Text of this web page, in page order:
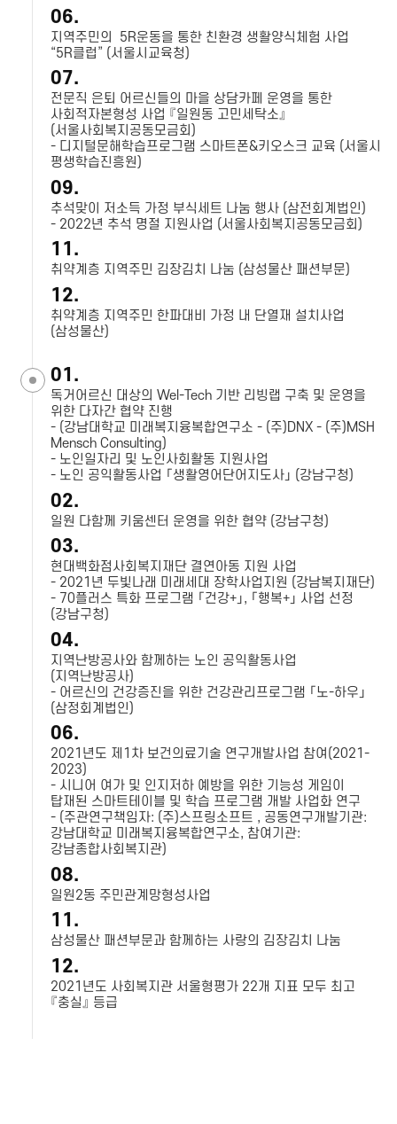
06.
지역주민의 5R운동을 통한 친환경 생활양식체험 사업
“5R클럽” (서울시교육청)
07.
전문직 은퇴 어르신들의 마을 상담카페 운영을 통한
사회적자본형성 사업 『일원동 고민세탁소』
(서울사회복지공동모금회)
- 디지털문해학습프로그램 스마트폰&키오스크 교육 (서울시
평생학습진흥원)
09.
추석맞이 저소득 가정 부식세트 나눔 행사 (삼전회계법인)
- 2022년 추석 명절 지원사업 (서울사회복지공동모금회)
11.
취약계층 지역주민 김장김치 나눔 (삼성물산 패션부문)
12.
취약계층 지역주민 한파대비 가정 내 단열재 설치사업
(삼성물산)
01.
독거어르신 대상의 Wel-Tech 기반 리빙랩 구축 및 운영을
위한 다자간 협약 진행
- (강남대학교 미래복지융복합연구소 - (주)DNX - (주)MSH
Mensch Consulting)
- 노인일자리 및 노인사회활동 지원사업
- 노인 공익활동사업 「생활영어단어지도사」 (강남구청)
02.
일원 다함께 키움센터 운영을 위한 협약 (강남구청)
03.
현대백화점사회복지재단 결연아동 지원 사업
- 2021년 두빛나래 미래세대 장학사업지원 (강남복지재단)
- 70플러스 특화 프로그램 「건강+」, 「행복+」 사업 선정
(강남구청)
04.
지역난방공사와 함께하는 노인 공익활동사업
(지역난방공사)
- 어르신의 건강증진을 위한 건강관리프로그램 「노-하우」
(삼정회계법인)
06.
2021년도 제1차 보건의료기술 연구개발사업 참여(2021-
2023)
- 시니어 여가 및 인지저하 예방을 위한 기능성 게임이
탑재된 스마트테이블 및 학습 프로그램 개발 사업화 연구
- (주관연구책임자: (주)스프링소프트 , 공동연구개발기관:
강남대학교 미래복지융복합연구소, 참여기관:
강남종합사회복지관)
08.
일원2동 주민관계망형성사업
11.
삼성물산 패션부문과 함께하는 사랑의 김장김치 나눔
12.
2021년도 사회복지관 서울형평가 22개 지표 모두 최고
『충실』 등급